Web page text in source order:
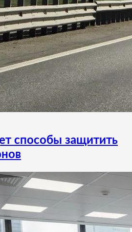
способы защитить